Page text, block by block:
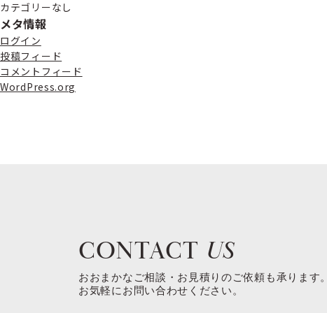
カテゴリーなし
メタ情報
ログイン
投稿フィード
コメントフィード
WordPress.org
CONTACT US
おおまかなご相談・お見積りのご依頼も承ります。
お気軽にお問い合わせください。